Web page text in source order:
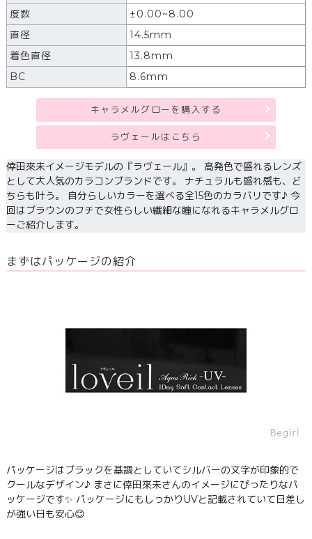
度数
±0.00~8.00
直径
14.5mm
着色直径
13.8mm
BC
8.6mm
キャラメルグローを購入する
ラヴェールはこちら
倖田來未イメージモデルの『ラヴェール』。 高発色で盛れるレンズ
として大人気のカラコンブランドです。 ナチュラルも盛れ感も、ど
ちらも叶う。 自分らしいカラーを選べる全15色のカラバリです♪ 今
回はブラウンのフチで女性らしい繊細な瞳になれるキャラメルグロ
ーご紹介します。
まずはパッケージの紹介
パッケージはブラックを基調としていてシルバーの文字が印象的で
クールなデザイン♪ まさに倖田來未さんのイメージにぴったりなパ
ッケージです✨ パッケージにもしっかりUVと記載されていて日差し
が強い日も安心😊